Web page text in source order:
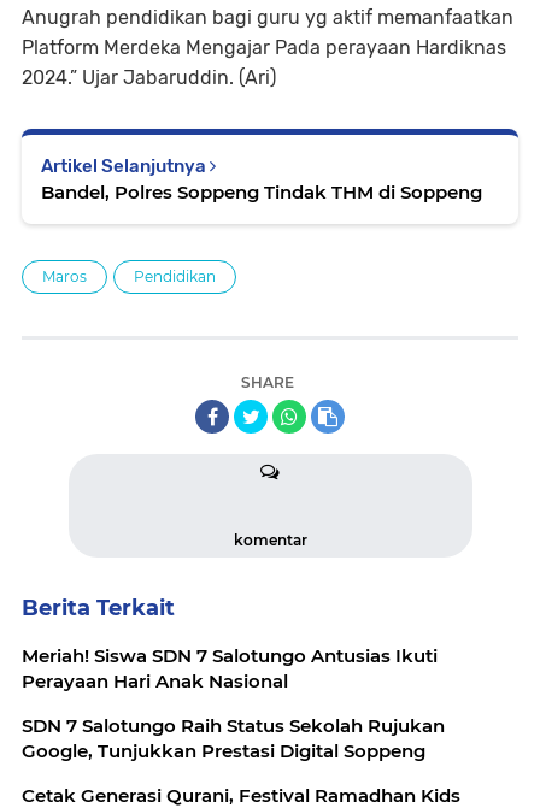
Anugrah pendidikan bagi guru yg aktif memanfaatkan
Platform Merdeka Mengajar Pada perayaan Hardiknas
2024.” Ujar Jabaruddin. (Ari)
Artikel Selanjutnya
Bandel, Polres Soppeng Tindak THM di Soppeng
Maros Pendidikan
SHARE
komentar
Berita Terkait
Meriah! Siswa SDN 7 Salotungo Antusias Ikuti
Perayaan Hari Anak Nasional
SDN 7 Salotungo Raih Status Sekolah Rujukan
Google, Tunjukkan Prestasi Digital Soppeng
Cetak Generasi Qurani, Festival Ramadhan Kids